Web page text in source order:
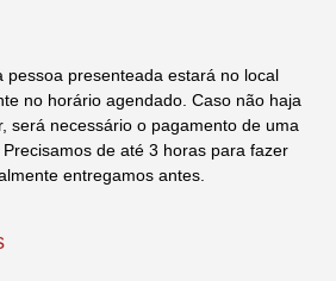
pessoa presenteada estará no local
no horário agendado. Caso não haja
será necessário o pagamento de uma
de até 3 horas para fazer
entregamos antes.